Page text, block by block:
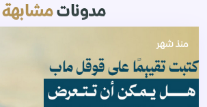
مدونات مشابهة
منذ شهر